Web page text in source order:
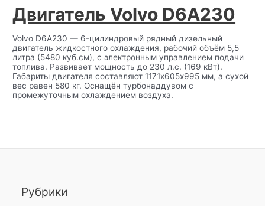
Двигатель Volvo D6A230
Volvo D6A230 — 6-цилиндровый рядный дизельный
двигатель жидкостного охлаждения, рабочий объём 5,5
литра (5480 куб.см), с электронным управлением подачи
топлива. Развивает мощность до 230 л.с. (169 кВт).
Габариты двигателя составляют 1171х605х995 мм, а сухой
вес равен 580 кг. Оснащён турбонаддувом с
промежуточным охлаждением воздуха.
Рубрики